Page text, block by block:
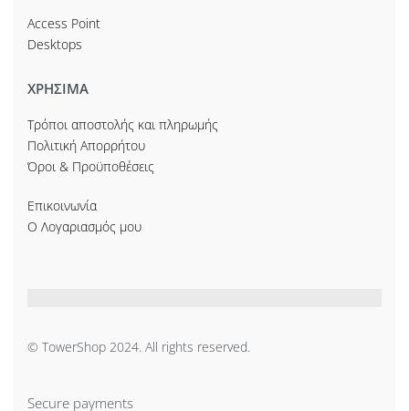
Access Point
Desktops
ΧΡΗΣΙΜΑ
Τρόποι αποστολής και πληρωμής
Πολιτική Απορρήτου
Όροι & Προϋποθέσεις
Επικοινωνία
Ο Λογαριασμός μου
© TowerShop 2024. All rights reserved.
Secure payments